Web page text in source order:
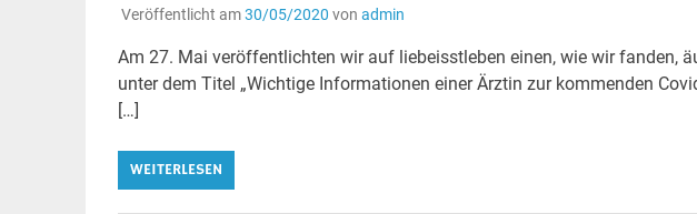
Veröffentlicht am30/05/2020 von admin
Am 27. Mai veröffentlichten wir auf liebeisstleben einen, wie wir fanden,
unter dem Titel „Wichtige Informationen einer Ärztin zur kommenden
[…]
WEITERLESEN